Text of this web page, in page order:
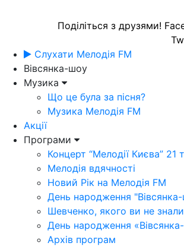
Поділіться з друзями!
Слухати Мелодія FM
Вівсянка-шоу
Музика
Що це була за пісня?
Музика Мелодія FM
Акції
Програми
Концерт “Мелодії Києва” 21
Мелодія вдячності
Новий Рік на Мелодія FM
День народження
Шевченко, якого ви не знали
День народження
Архів програм